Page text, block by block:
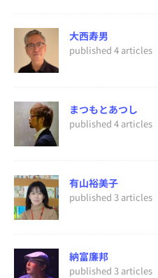
大西寿男
published 4 articles
まつもとあつし
published 4 articles
有山裕美子
published 3 articles
納富廉邦
published 3 articles